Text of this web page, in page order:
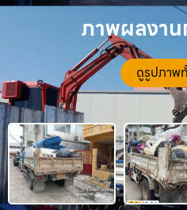
ภาพผลงาน
ดูรูปภาพ